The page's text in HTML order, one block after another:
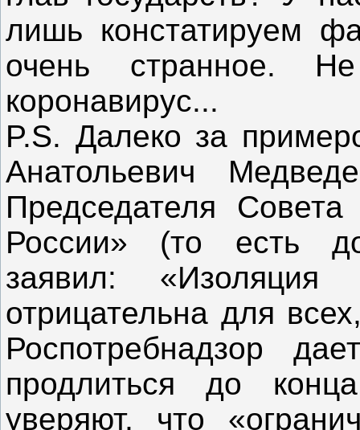
лишь констатируем
очень странное.
коронавирус...
P.S. Далеко за
Анатольевич
Председателя
России» (то есть
заявил:
отрицательна для
Роспотребнадзор
продлиться до
уверяют, что